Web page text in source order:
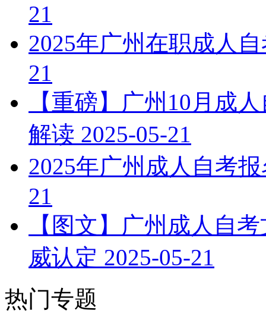
21
2025年广州在职成人
21
【重磅】广州10月成
解读 2025-05-21
2025年广州成人自考
21
【图文】广州成人自
威认定 2025-05-21
热门专题